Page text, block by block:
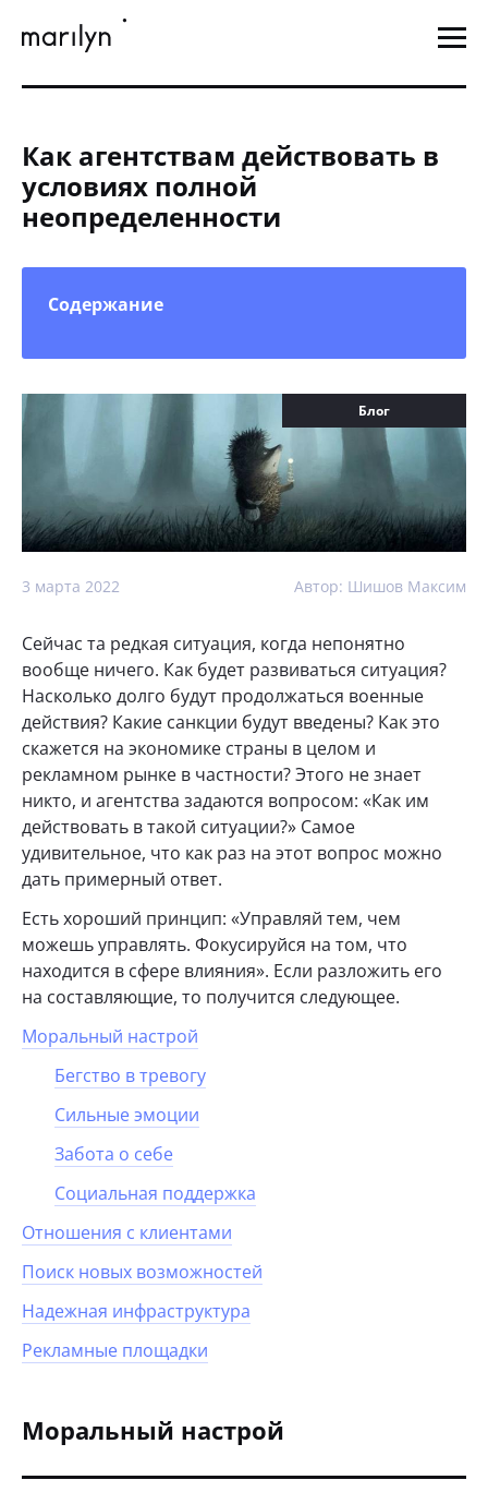
Как агентствам действовать в
условиях полной
неопределенности
Содержание
Блог
3 марта 2022 Автор: Шишов Максим
Сейчас та редкая ситуация, когда непонятно
вообще ничего. Как будет развиваться ситуация?
Насколько долго будут продолжаться военные
действия? Какие санкции будут введены? Как это
скажется на экономике страны в целом и
рекламном рынке в частности? Этого не знает
никто, и агентства задаются вопросом: «Как им
действовать в такой ситуации?» Самое
удивительное, что как раз на этот вопрос можно
дать примерный ответ.
Есть хороший принцип: «Управляй тем, чем
можешь управлять. Фокусируйся на том, что
находится в сфере влияния». Если разложить его
на составляющие, то получится следующее.
Моральный настрой
Бегство в тревогу
Сильные эмоции
Забота о себе
Социальная поддержка
Отношения с клиентами
Поиск новых возможностей
Надежная инфраструктура
Рекламные площадки
Моральный настрой